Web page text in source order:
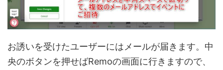
お誘いを受けたユーザーにはメールが届きます。中
央のボタンを押せばRemoの画面に行きますので、